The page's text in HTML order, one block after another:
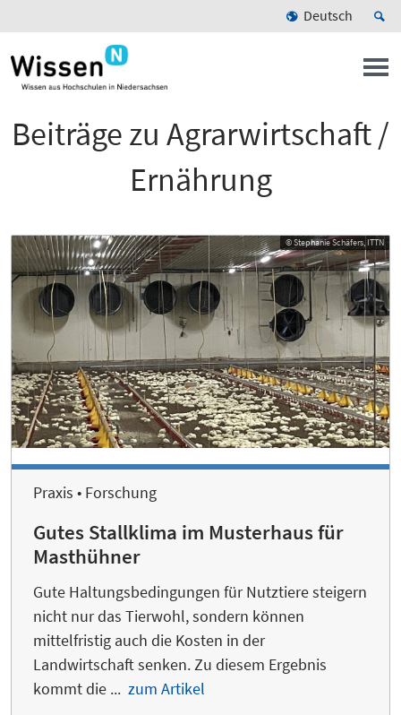
Deutsch
Beiträge zu Agrarwirtschaft /
Ernährung
© Stephanie Schäfers, ITTN
Praxis • Forschung
Gutes Stallklima im Musterhaus für
Masthühner
Gute Haltungsbedingungen für Nutztiere steigern
nicht nur das Tierwohl, sondern können
mittelfristig auch die Kosten in der
Landwirtschaft senken. Zu diesem Ergebnis
kommt die ... zum Artikel